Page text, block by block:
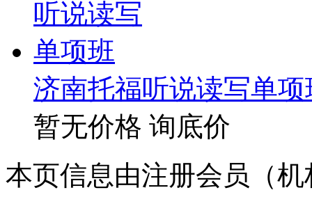
济南托福听说读写单项
暂无价格 询底价
本页信息由注册会员（